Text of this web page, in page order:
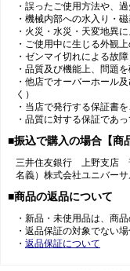
・誤ったご使用方法や、
・機械内部への水入り・
・火災・水災・天変地異
・ご使用中に生じる外観
・ゼンマイ切れによる故障
・品質及び機能上、問題
・他店でオーバーホール
く）
・当店で発行する保証書
・品質に対する保証であ
■振込で購入の場合【商
三井住友銀行 上野支店
名義）株式会社ユニバー
■商品の返品について
・新品・未使用品は、商
・返品保証の対象でない
・ 返品保証について